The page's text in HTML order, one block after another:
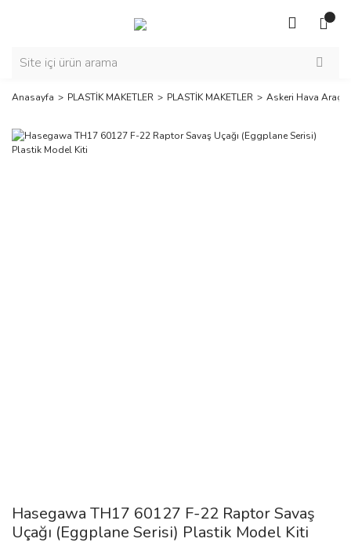
Anasayfa PLASTİK MAKETLER PLASTİK MAKETLER Askeri Hava
Hasegawa TH17 60127 F-22 Raptor Savaş
Uçağı (Eggplane Serisi) Plastik Model Kiti